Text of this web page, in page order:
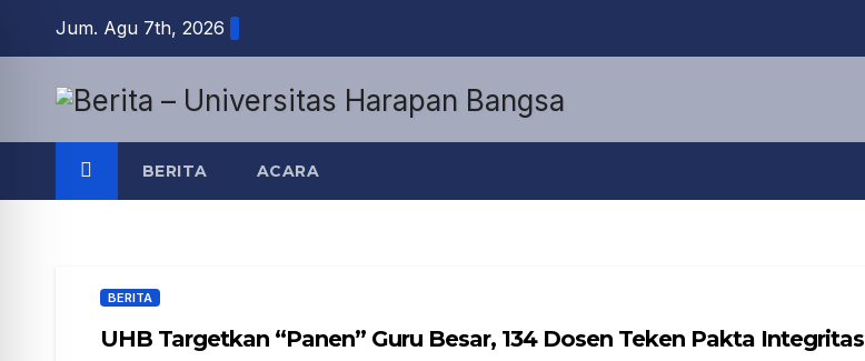
Jum. Agu 7th, 2026
BERITA ACARA
BERITA
UHB Targetkan “Panen” Guru Besar, 134 Dosen Teken Pakta Integritas